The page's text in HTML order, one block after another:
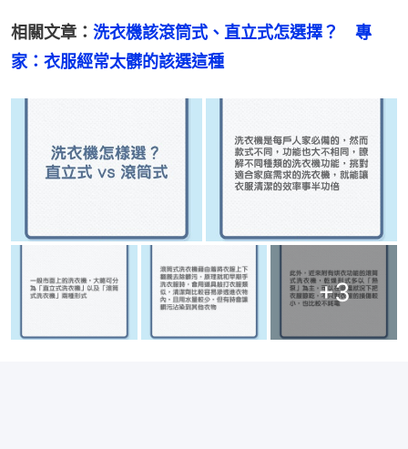
相關文章： 洗衣機該滾筒式、直立式怎選擇？　專
家：衣服經常太髒的該選這種
+3